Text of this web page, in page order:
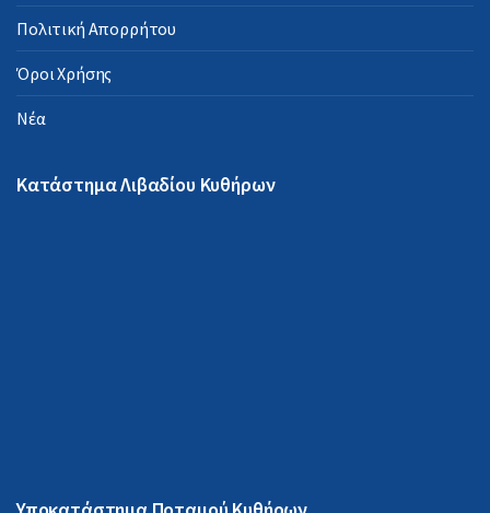
Πολιτική Απορρήτου
Όροι Χρήσης
Νέα
Κατάστημα Λιβαδίου Κυθήρων